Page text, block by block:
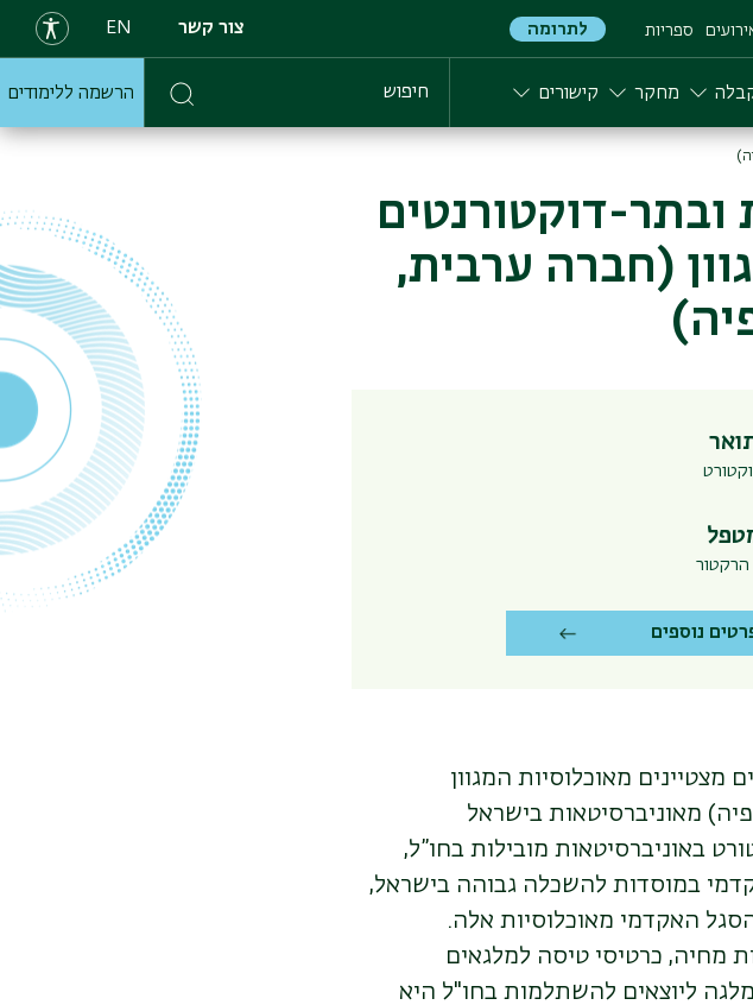
ספריות לתרומה צור קשר EN
מחקר קישורים חיפוש הרשמה ללימודים
ובתר-דוקטורנטים
(חברה ערבית,
נוספים
מצטיינים מאוכלוסיות המגוון
מאוניברסיטאות בישראל
באוניברסיטאות מובילות בחו”ל,
במוסדות להשכלה גבוהה בישראל,
האקדמי מאוכלוסיות אלה.
מחיה, כרטיסי טיסה למלגאים
ליוצאים להשתלמות בחו"ל היא